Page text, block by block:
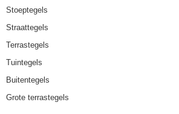
Stoeptegels
Straattegels
Terrastegels
Tuintegels
Buitentegels
Grote terrastegels